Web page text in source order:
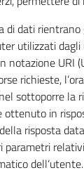
di dati rientrano
utilizzati
notazione URI
richieste,
sottoporre la
ottenuto in
risposta
parametri
dell’utente.